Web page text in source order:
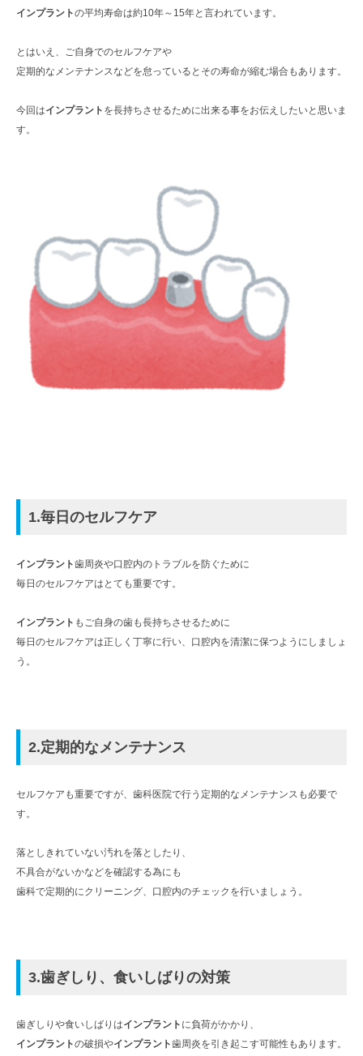
インプラントの平均寿命は約10年～15年と言われています。
とはいえ、ご自身でのセルフケアや
定期的なメンテナンスなどを怠っているとその寿命が縮む場合もあります。
今回はインプラント を長持ちさせるために出来る事をお伝えしたいと思いま
す。
1.毎日のセルフケア
インプラント歯周炎や口腔内のトラブルを防ぐために
毎日のセルフケアはとても重要です。
インプラント もご自身の歯も長持ちさせるために
毎日のセルフケアは正しく丁寧に行い、口腔内を清潔に保つようにしましょ
う。
2.定期的なメンテナンス
セルフケアも重要ですが、歯科医院で行う定期的なメンテナンスも必要で
す。
落としきれていない汚れを落としたり、
不具合がないかなどを確認する為にも
歯科で定期的にクリーニング、口腔内のチェックを行いましょう。
3.歯ぎしり、食いしばりの対策
歯ぎしりや食いしばりはインプラント に負荷がかかり、
インプラントの破損やインプラント歯周炎を引き起こす可能性もあります。